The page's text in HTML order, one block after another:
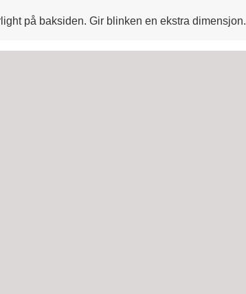
på baksiden. Gir blinken en ekstra dimensjon.